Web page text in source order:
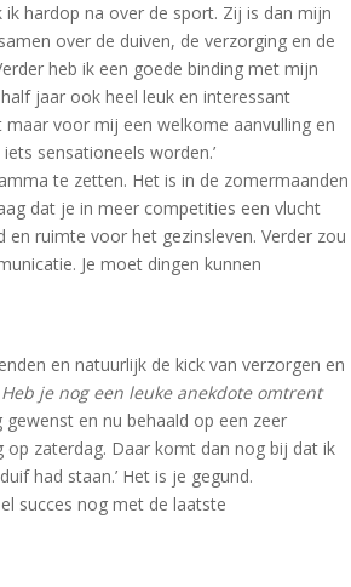
hardop na over de sport. Zij is dan mijn
over de duiven, de verzorging en de
heb ik een goede binding met mijn
jaar ook heel leuk en interessant
voor mij een welkome aanvulling en
sensationeels worden.’
te zetten. Het is in de zomermaanden
dat je in meer competities een vlucht
ruimte voor het gezinsleven. Verder zou
Je moet dingen kunnen
en natuurlijk de kick van verzorgen en
Heb je nog een leuke anekdote omtrent
en nu behaald op een zeer
zaterdag. Daar komt dan nog bij dat ik
had staan.’ Het is je gegund.
succes nog met de laatste